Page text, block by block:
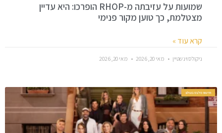
שמועות על עזיבתה מ-RHOP הופרכו: היא עדיין
מצטלמת, כך טוען מקור פנימי
קרא עוד »
ניקולס וינשטיין מאי 20, 2026 מאי 20, 2026
חדשות סלבס בעולם